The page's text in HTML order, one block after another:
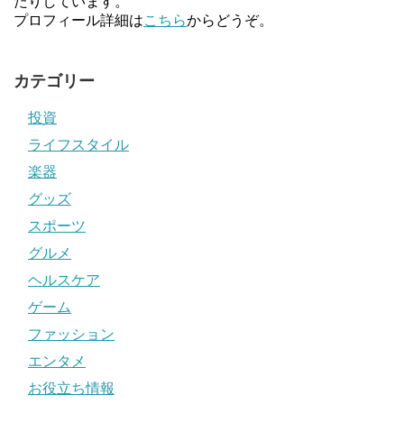
プロフィール詳細はこちらからどうぞ。
カテゴリー
投資
ライフスタイル
楽器
グッズ
スポーツ
グルメ
ヘルスケア
ゲーム
ファッション
エンタメ
お役立ち情報